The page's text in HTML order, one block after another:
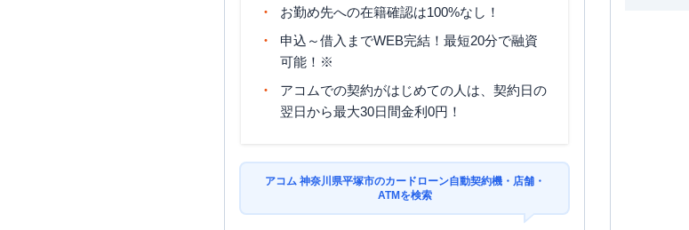
お勤め先への在籍確認は100%なし！
申込～借入までWEB完結！最短20分で融資
可能！※
アコムでの契約がはじめての人は、契約日の
翌日から最大30日間金利0円！
アコム 神奈川県平塚市のカードローン自動契約機・店舗・
ATMを検索